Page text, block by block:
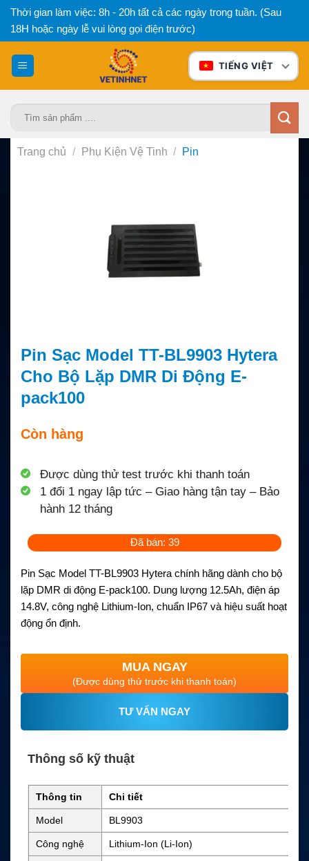
Bỏ
qua
nội
dung
Thời gian làm việc: 8h - 20h tất cả các ngày trong tuần. (Sau
18H hoặc ngày lễ vui lòng gọi điện trước)
TIẾNG VIỆT
Trang chủ / Phụ Kiện Vệ Tinh / Pin
Pin Sạc Model TT-BL9903 Hytera
Cho Bộ Lặp DMR Di Động E-
pack100
Còn hàng
Được dùng thử test trước khi thanh toán
1 đổi 1 ngay lập tức – Giao hàng tận tay – Bảo
hành 12 tháng
Đã bán: 39
Pin Sạc Model TT-BL9903 Hytera chính hãng dành cho bộ
lặp DMR di động E-pack100. Dung lượng 12.5Ah, điện áp
14.8V, công nghệ Lithium-Ion, chuẩn IP67 và hiệu suất hoạt
động ổn định.
MUA NGAY
(Được dùng thử trước khi thanh toán)
TƯ VẤN NGAY
Thông số kỹ thuật
Thông tin Chi tiết
Model BL9903
Công nghệ Lithium-Ion (Li-Ion)